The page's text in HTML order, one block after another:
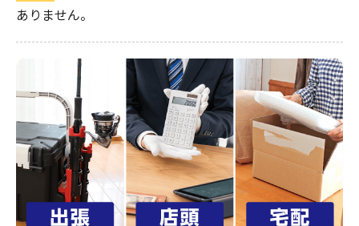
ありません。